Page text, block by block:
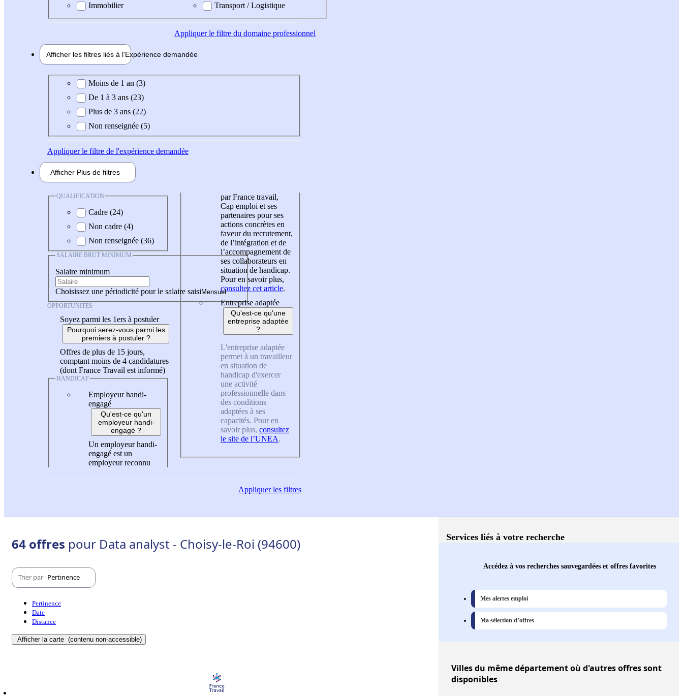
Immobilier
Transport / Logistique
Appliquerle filtre du domaine professionnel
Afficher les filtres liés à l'Expérience demandée
Expérience demandée
Moins de 1 an (3)
De 1 à 3 ans (23)
Plus de 3 ans (22)
Non renseignée (5)
Appliquerle filtre de l'expérience demandée
Afficher Plus de filtres
QUALIFICATION
Cadre (24)
Non cadre (4)
Non renseignée (36)
SALAIRE BRUT MINIMUM
Salaire minimum
Choisissez une périodicité pour le salaire saisi
OPPORTUNITÉS
Soyez parmi les 1ers à postuler
Pourquoi serez-vous parmi les
premiers à postuler ?
Offres de plus de 15 jours,
comptant moins de 4 candidatures
(dont France Travail est informé)
HANDICAP
Employeur handi-
engagé
Qu'est-ce qu'un
employeur handi-
engagé ?
Un employeur handi-
engagé est un
employeur reconnu
par France travail,
Cap emploi et ses
partenaires pour ses
actions concrètes en
faveur du recrutement,
de l’intégration et de
l’accompagnement de
ses collaborateurs en
situation de handicap.
Pour en savoir plus,
consultez cet article.
Entreprise adaptée
Qu'est-ce qu'une
entreprise adaptée
?
L'entreprise adaptée
permet à un travailleur
en situation de
handicap d'exercer
une activité
professionnelle dans
des conditions
adaptées à ses
capacités. Pour en
savoir plus, consultez
le site de l’UNEA.
Appliquerles filtres
64 offres pour Data analyst - Choisy-le-Roi (94600)
Trier par Pertinence
Pertinence
Date
Distance
Afficher la carte (contenu non-accessible)
Services liés à votre recherche
Accédez à vos recherches sauvegardées et offres favorites
Mes alertes emploi
Ma sélection d’offres
Villesdu même département où d'autres offres sont
disponibles